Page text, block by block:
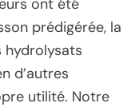
prédigérée, la
hydrolysats
d’autres
utilité. Notre